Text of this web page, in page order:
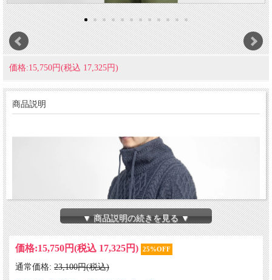
価格:15,750円(税込 17,325円)
商品説明
▼ 商品説明の続きを見る ▼
価格:15,750円(税込 17,325円) 25%OFF
通常価格: 23,100円(税込)